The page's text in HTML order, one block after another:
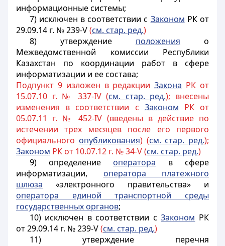
информационные системы;
7) исключен в соответствии с Законом РК от
29.09.14 г. № 239-V(см. стар. ред.)
8) утверждение положения о
Межведомственной комиссии Республики
Казахстан по координации работ в сфере
информатизации и ее состава;
Подпункт 9 изложен в редакцииЗакона РК от
15.07.10 г. № 337-IV (см. стар. ред.); внесены
изменения в соответствии с Законом РК от
05.07.11 г. № 452-IV (введены в действие по
истечении трех месяцев после его первого
официального опубликования) (см. стар. ред.);
Законом РК от 10.07.12 г. № 34-V (см. стар. ред.)
9) определение оператора в сфере
информатизации, оператора платежного
шлюза «электронного правительства» и
оператора единой транспортной среды
государственных органов;
10) исключен в соответствии сЗаконом РК
от 29.09.14 г. № 239-V(см. стар. ред.)
11) утверждение перечня